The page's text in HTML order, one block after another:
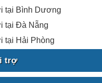
tại Bình Dương
tại Đà Nẵng
tại Hải Phòng
trợ